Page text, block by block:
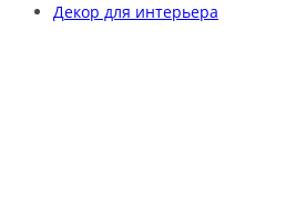
Декор для интерьера